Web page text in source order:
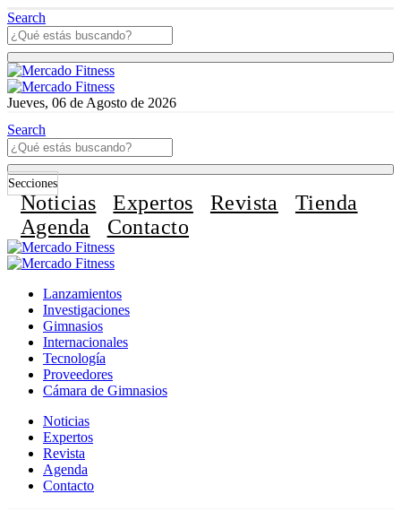
Search
Jueves, 06 de Agosto de 2026
Search
Secciones
Noticias Expertos Revista
Tienda
Agenda
Contacto
Lanzamientos
Investigaciones
Gimnasios
Internacionales
Tecnología
Proveedores
Cámara de Gimnasios
Noticias
Expertos
Revista
Agenda
Contacto